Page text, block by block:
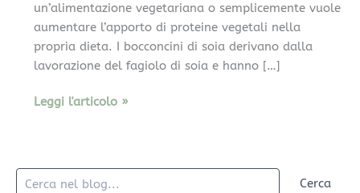
un’alimentazione vegetariana o semplicemente vuole
aumentare l’apporto di proteine vegetali nella
propria dieta. I bocconcini di soia derivano dalla
lavorazione del fagiolo di soia e hanno […]
Leggi l'articolo »
Cerca